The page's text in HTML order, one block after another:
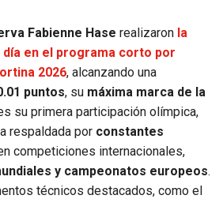
Fabienne Hase realizaron la
en el programa corto por
2026, alcanzando una
puntos, su máxima marca de la
su primera participación olímpica,
respaldada por constantes
competiciones internacionales,
y campeonatos europeos.
técnicos destacados, como el